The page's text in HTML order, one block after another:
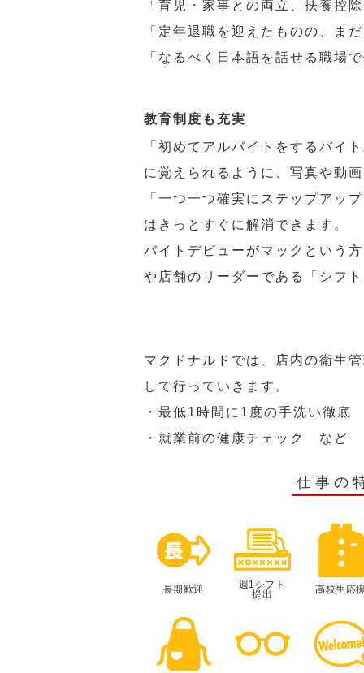
「育児・家事との両立、扶養控
「定年退職を迎えたものの、ま
「なるべく日本語を話せる職場
教育制度も充実
「初めてアルバイトをするバイ
に覚えられるように、写真や動
「一つ一つ確実にステップアッ
はきっとすぐに解消できます。
バイトデビューがマックという
や店舗のリーダーである「シフ
マクドナルドでは、店内の衛生
して行っていきます。
・最低1時間に1度の手洗い徹底
・就業前の健康チェック など
仕事の
長期歓迎
週1シフト
提出
高校生応